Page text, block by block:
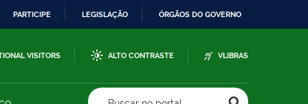
PARTICIPE LEGISLAÇÃO ÓRGÃOS DO GOVERNO
VISITORS ALTO CONTRASTE VLIBRAS